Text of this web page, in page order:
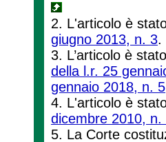
2. L'articolo è
giugno 2013, n. 3.
3. L’articolo è
della l.r. 25
gennaio 2018, n. 5
4. L'articolo è
dicembre 2010, n.
5. La Corte